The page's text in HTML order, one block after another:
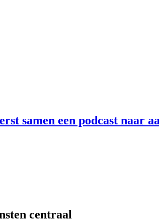
samen een podcast naar
centraal